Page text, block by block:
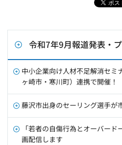
令和7年9月報道発表・
中小企業向け人材不足解消セ
ヶ崎市・寒川町）連携で開催！
藤沢市出身のセーリング選手が
「若者の自傷行為とオーバー
画配信します